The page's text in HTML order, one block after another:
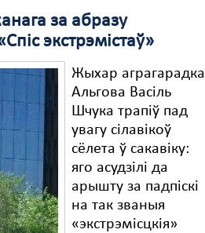
за абразу
экстрэмістаў»
Жыхар аграгарадка
Альгова Васіль
Шчука трапіў пад
увагу сілавікоў
сёлета ў сакавіку:
яго асудзілі да
арышту за падпіскі
на так званыя
«экстрэмісцкія»